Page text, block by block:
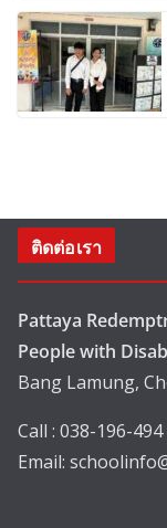
ติดต่อเรา
Pattaya
People with
Bang Lamung,
Call : 038-196-
Email: